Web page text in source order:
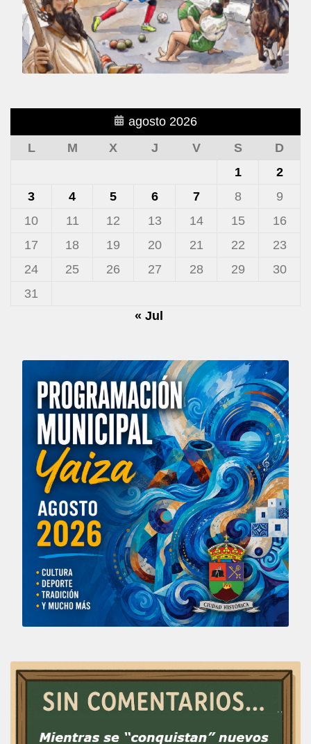
agosto 2026
L
M X J V S
D
1
2
3
4 5 6 7 8
9
10
11 12 13 14 15
16
17
18 19 20 21 22
23
24
25 26 27 28 29
30
31
« Jul